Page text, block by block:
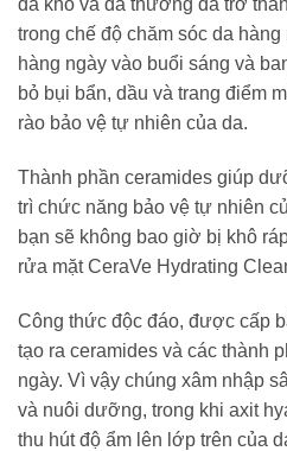
da khô và da thường đã trở
trong chế độ chăm sóc da
hàng ngày vào buổi sáng và
bỏ bụi bẩn, dầu và trang điểm
rào bảo vệ tự nhiên của da.
Thành phần ceramides giúp
trì chức năng bảo vệ tự nhiên
bạn sẽ không bao giờ bị khô
rửa mặt CeraVe Hydrating
Công thức độc đáo, được cấp
tạo ra ceramides và các thành
ngày. Vì vậy chúng xâm nhập
và nuôi dưỡng, trong khi axit
thu hút độ ẩm lên lớp trên của